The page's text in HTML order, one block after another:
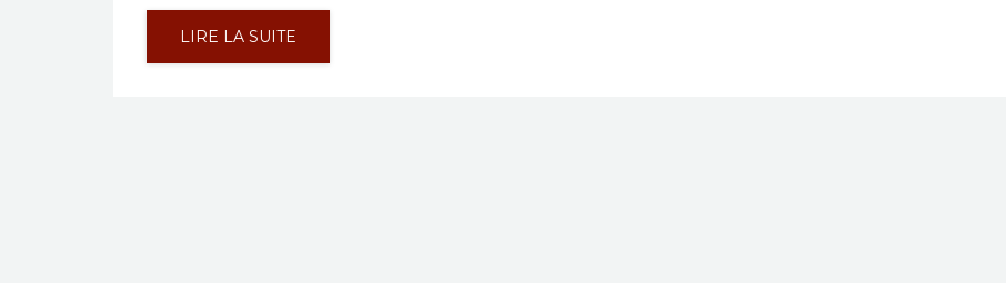
LIRE LA SUITE